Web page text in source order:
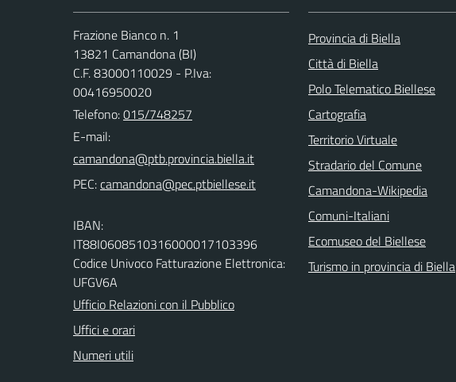
Frazione Bianco n. 1
13821 Camandona (BI)
C.F. 83000110029 - P.Iva:
00416950020
Telefono:015/748257
E-mail:
PEC:
IBAN:
IT88I0608510316000017103396
Codice Univoco Fatturazione Elettronica:
UFGV6A
Ufficio Relazioni con il Pubblico
Uffici e orari
Numeri utili
Provincia di Biella
Città di Biella
Polo Telematico Biellese
Cartografia
Territorio Virtuale
Stradario del Comune
Camandona-Wikipedia
Comuni-Italiani
Ecomuseo del Biellese
Turismo in provincia di Biella